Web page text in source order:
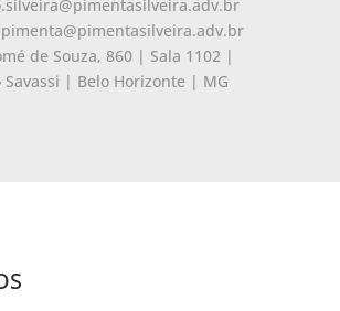
de Souza, 860 | Sala 1102 |
Savassi | Belo Horizonte | MG